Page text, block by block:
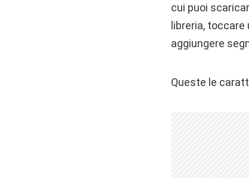
cui puoi
libreria, toccare
aggiungere
Queste le